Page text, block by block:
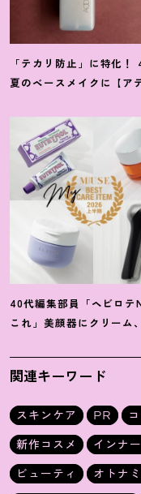
「テカリ防止」に特化 ！
夏のベースメイクに【ア
た
40代編集部員「ヘビロテ
これ」美顔器にクリーム
ム】4選
関連キーワード
スキンケア PR
新作コスメ
インナ
ビューティ
オトナ